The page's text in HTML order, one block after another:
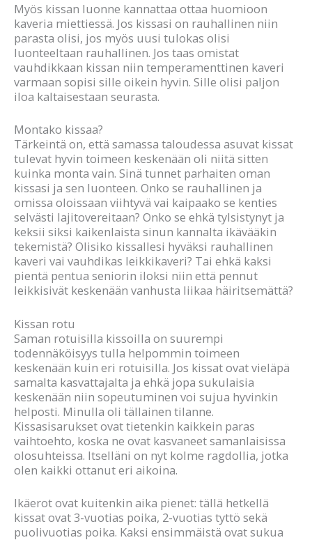
Myös kissan luonne kannattaa ottaa huomioon
kaveria miettiessä. Jos kissasi on rauhallinen niin
parasta olisi, jos myös uusi tulokas olisi
luonteeltaan rauhallinen. Jos taas omistat
vauhdikkaan kissan niin temperamenttinen kaveri
varmaan sopisi sille oikein hyvin. Sille olisi paljon
iloa kaltaisestaan seurasta.
Montako kissaa?
Tärkeintä on, että samassa taloudessa asuvat kissat
tulevat hyvin toimeen keskenään oli niitä sitten
kuinka monta vain. Sinä tunnet parhaiten oman
kissasi ja sen luonteen. Onko se rauhallinen ja
omissa oloissaan viihtyvä vai kaipaako se kenties
selvästi lajitovereitaan? Onko se ehkä tylsistynyt ja
keksii siksi kaikenlaista sinun kannalta ikävääkin
tekemistä? Olisiko kissallesi hyväksi rauhallinen
kaveri vai vauhdikas leikkikaveri? Tai ehkä kaksi
pientä pentua seniorin iloksi niin että pennut
leikkisivät keskenään vanhusta liikaa häiritsemättä?
Kissan rotu
Saman rotuisilla kissoilla on suurempi
todennäköisyys tulla helpommin toimeen
keskenään kuin eri rotuisilla. Jos kissat ovat vieläpä
samalta kasvattajalta ja ehkä jopa sukulaisia
keskenään niin sopeutuminen voi sujua hyvinkin
helposti. Minulla oli tällainen tilanne.
Kissasisarukset ovat tietenkin kaikkein paras
vaihtoehto, koska ne ovat kasvaneet samanlaisissa
olosuhteissa. Itselläni on nyt kolme ragdollia, jotka
olen kaikki ottanut eri aikoina.
Ikäerot ovat kuitenkin aika pienet: tällä hetkellä
kissat ovat 3-vuotias poika, 2-vuotias tyttö sekä
puolivuotias poika. Kaksi ensimmäistä ovat sukua